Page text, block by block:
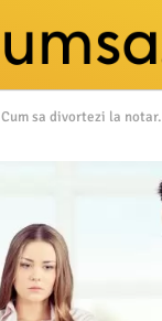
Cum sa divortezi la